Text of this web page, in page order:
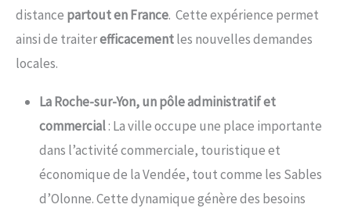
distance partout en France. Cette expérience permet
ainsi de traiterefficacementles nouvelles demandes
locales.
La Roche-sur-Yon, un pôle administratif et
commercial: La ville occupe une place importante
dans l’activité commerciale, touristique et
économique de la Vendée, tout comme les Sables
d’Olonne. Cette dynamique génère des besoins